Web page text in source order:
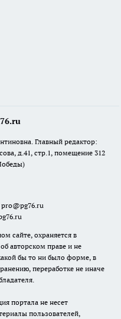
Главный редактор:
д.41, стр.1, помещение 312
pro@pg76.ru
сайте, охраняется в
авторском праве и не
бы то ни было форме, в
переработке не иначе
портала не несет
пользователей,